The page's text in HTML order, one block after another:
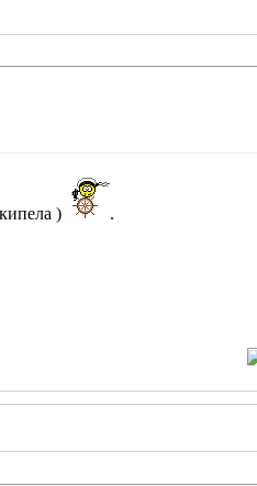
) .